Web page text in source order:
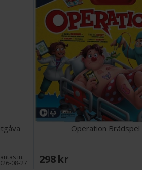
Lämpligt
Bamse
det hjälper barn
lekgrupper och
underhållning i
Antal spelare: 2-
Ålder: 4+
Speltid: 15
Språk: Svenska
in:
08-27
Operation Brädspel
298 SEK